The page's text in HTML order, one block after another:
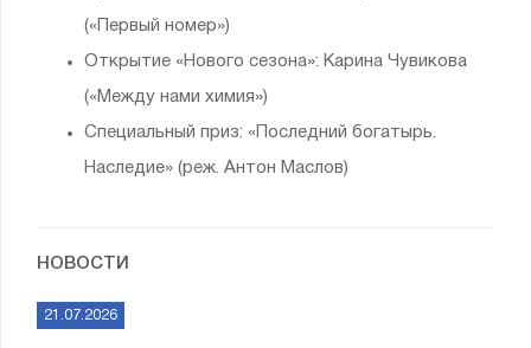
(«Первый номер»)
Открытие «Нового сезона»: Карина Чувикова
(«Между нами химия»)
Специальный приз: «Последний богатырь.
Наследие» (реж. Антон Маслов)
НОВОСТИ
21.07.2026